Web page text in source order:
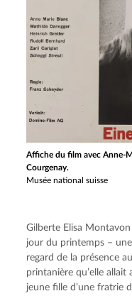
Affiche du film avec Anne-
Courgenay.
Musée national suisse
Gilberte Elisa
jour du printemps –
regard de la présence
printanière qu’elle allait
jeune fille d’une fratrie